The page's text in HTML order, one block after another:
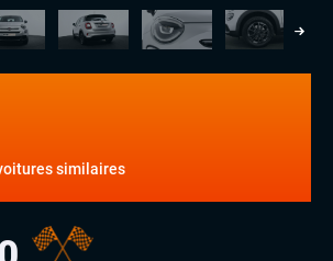
similaires